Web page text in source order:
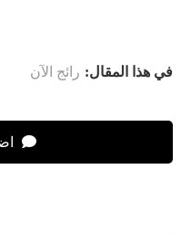
في هذا المقال: رائج الآن